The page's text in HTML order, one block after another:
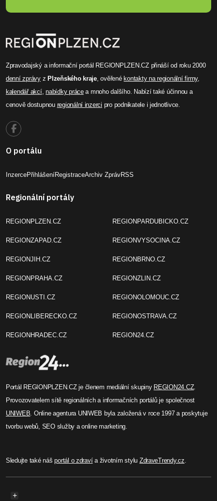
Zpravodajský a informační portál REGIONPLZEN.CZ přináší od roku 2000
denní zprávyzPlzeňského kraje, ověřenékontakty na regionální firmy,
kalendář akcí,nabídky prácea mnoho dalšího. Nabízí také účinnou a
cenově dostupnou regionální inzerci pro podnikatele i jednotlivce.
O portálu
InzercePřihlášeníRegistraceArchiv ZprávRSS
Regionální portály
REGIONPLZEN.CZ
REGIONZAPAD.CZ
REGIONJIH.CZ
REGIONPRAHA.CZ
REGIONUSTI.CZ
REGIONLIBERECKO.CZ
REGIONHRADEC.CZ
REGIONPARDUBICKO.CZ
REGIONVYSOCINA.CZ
REGIONBRNO.CZ
REGIONZLIN.CZ
REGIONOLOMOUC.CZ
REGIONOSTRAVA.CZ
REGION24.CZ
Portál REGIONPLZEN.CZ je členem mediální skupiny REGION24.CZ.
Provozovatelem sítě regionálních a informačních portálů je společnost
UNIWEB . Online agentura UNIWEB byla založená v roce 1997 a poskytuje
tvorbu webů, SEO služby a online marketing.
Sledujte také nášportál o zdravía životním stylu ZdraveTrendy.cz
+